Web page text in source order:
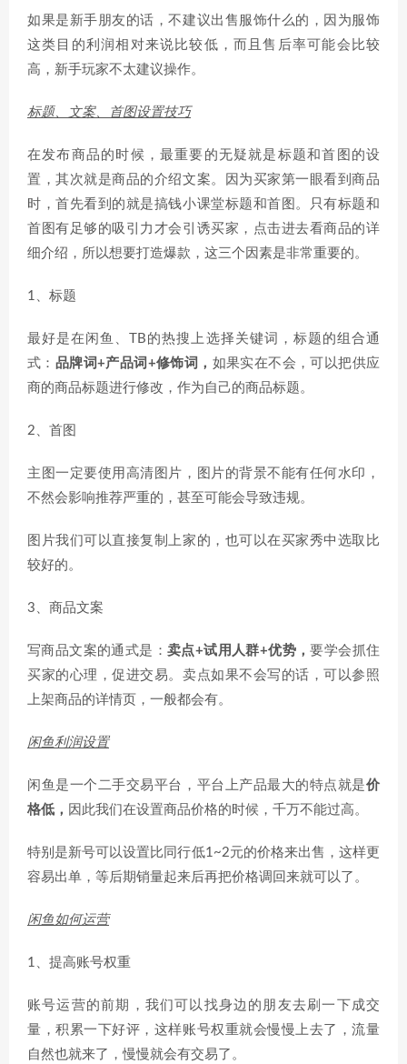
如果是新手朋友的话，不建议出售服饰什么的，因为服饰
这类目的利润相对来说比较低，而且售后率可能会比较
高，新手玩家不太建议操作。
标题、文案、首图设置技巧
在发布商品的时候，最重要的无疑就是标题和首图的设
置，其次就是商品的介绍文案。因为买家第一眼看到商品
时，首先看到的就是搞钱小课堂标题和首图。只有标题和
首图有足够的吸引力才会引诱买家，点击进去看商品的详
细介绍，所以想要打造爆款，这三个因素是非常重要的。
1、标题
最好是在闲鱼、TB的热搜上选择关键词，标题的组合通
式： 品牌词+产品词+修饰词， 如果实在不会，可以把供应
商的商品标题进行修改，作为自己的商品标题。
2、首图
主图一定要使用高清图片，图片的背景不能有任何水印，
不然会影响推荐严重的，甚至可能会导致违规。
图片我们可以直接复制上家的，也可以在买家秀中选取比
较好的。
3、商品文案
写商品文案的通式是： 卖点+试用人群+优势，要学会抓住
买家的心理，促进交易。卖点如果不会写的话，可以参照
上架商品的详情页，一般都会有。
闲鱼利润设置
闲鱼是一个二手交易平台，平台上产品最大的特点就是价
格低， 因此我们在设置商品价格的时候，千万不能过高。
特别是新号可以设置比同行低1~2元的价格来出售，这样更
容易出单，等后期销量起来后再把价格调回来就可以了。
闲鱼如何运营
1、提高账号权重
账号运营的前期，我们可以找身边的朋友去刷一下成交
量，积累一下好评，这样账号权重就会慢慢上去了，流量
自然也就来了，慢慢就会有交易了。